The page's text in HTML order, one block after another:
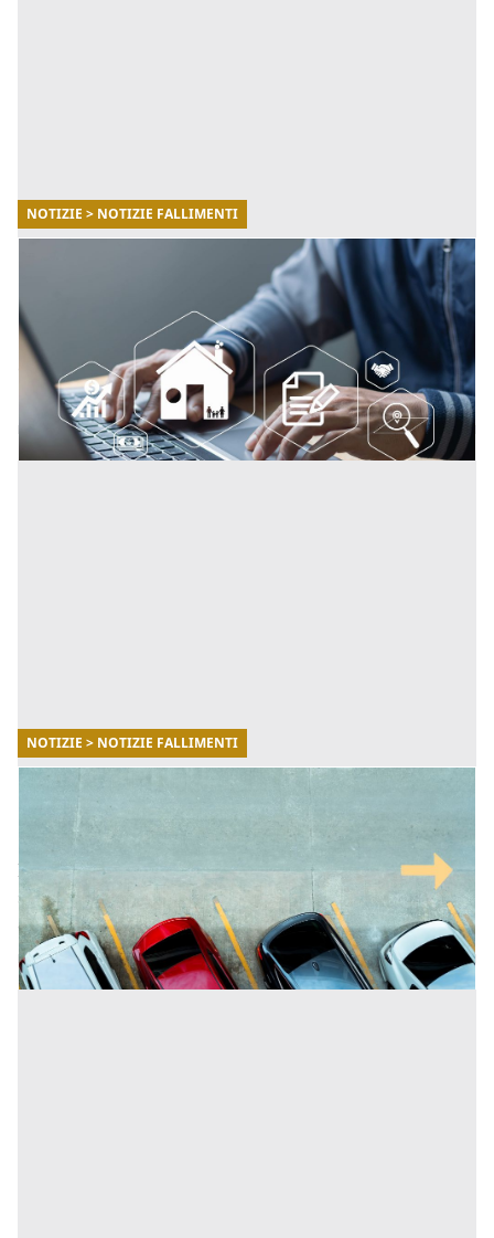
NOTIZIE > NOTIZIE FALLIMENTI
Fallimenti.it: il punto di riferimento per
monitorare le aste giudiziarie in Italia
Fallimenti.it, il portale leader in Italia per la
consultazione di aste giudiziarie, fallimenti e
liquidazioni. [...]
NOTIZIE > NOTIZIE FALLIMENTI
Chi deve pagare l’IMU sul posto auto
scoperto?
In questo articolo scopriremo tutto quello che bisogna
sapere sul pagamento dell'IMU relativamente ai posti
auto scoperti, seguendo la normativa vigente. [...]